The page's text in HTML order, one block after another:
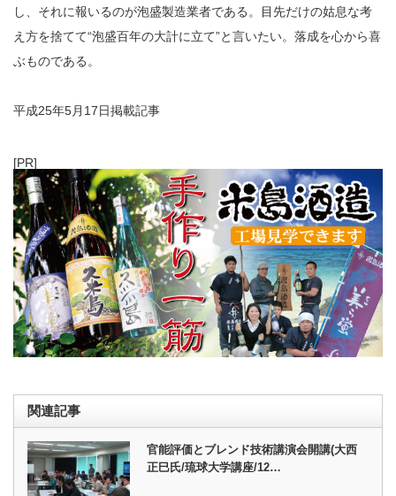
し、それに報いるのが泡盛製造業者である。目先だけの姑息な考
え方を捨てて“泡盛百年の大計に立て”と言いたい。落成を心から喜
ぶものである。
平成25年5月17日掲載記事
[PR]
関連記事
官能評価とブレンド技術講演会開講(大西
正巳氏/琉球大学講座/12…